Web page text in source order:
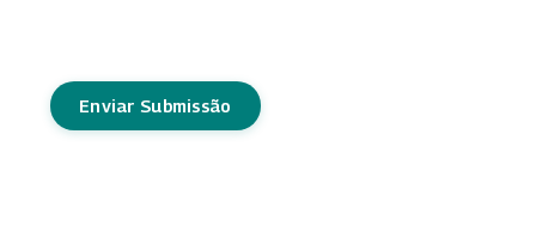
Enviar Submissão